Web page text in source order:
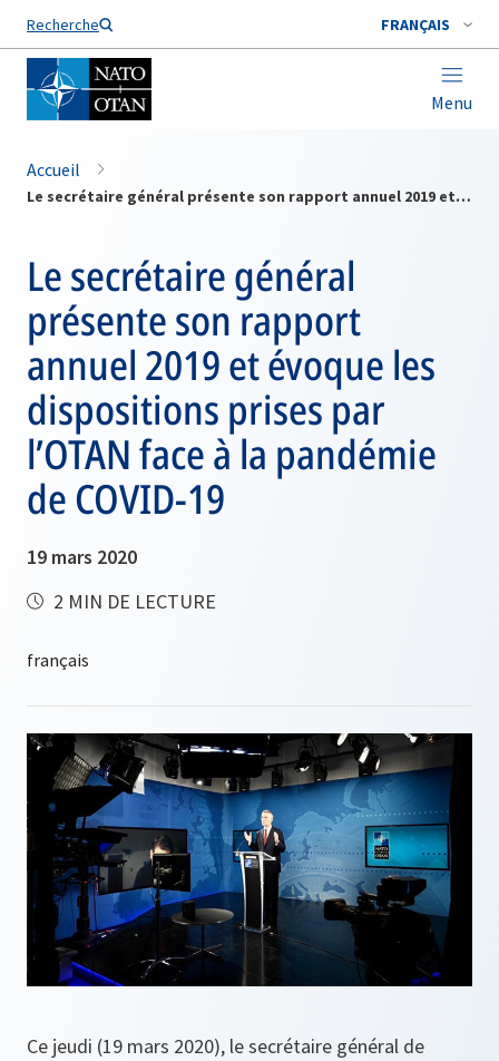
Recherche FRANÇAIS
Menu
Nom de famille*
Accueil
Le secrétaire général présente son rapport annuel 2019 et évoque les dispositions prises par l’OTAN face à la pandémie de COVID-19
Le secrétaire général
présente son rapport
annuel 2019 et évoque les
dispositions prises par
l’OTAN face à la pandémie
de COVID-19
19 mars 2020
2 MIN DE LECTURE
Ce jeudi (19 mars 2020), le secrétaire général de